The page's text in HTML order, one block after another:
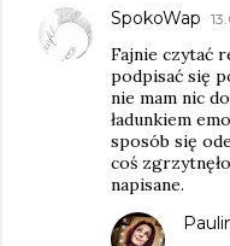
SpokoWap
Fajnie czytać
podpisać się
nie mam nic
ładunkiem
sposób się
coś
napisane.